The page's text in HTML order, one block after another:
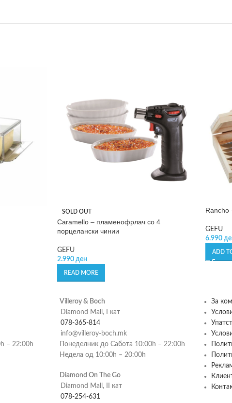
SOLD OUT
Caramello – пламенофрлач со 4
порцелански чинии
GEFU
2.990 ден
READ MORE
Rancho
GEFU
6.990
ADD
– 22:00h
Villeroy & Boch
Diamond Mall, I кат
078-365-814
info@villeroy-boch.mk
Понеделник до Сабота 10:00h – 22:00h
Недела од 10:00h – 20:00h
Diamond On The Go
Diamond Mall, II кат
078-254-631
За